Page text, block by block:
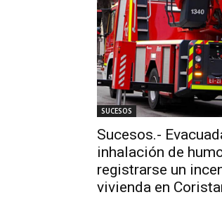
SUCESOS
Sucesos.-
inhalación de
registrarse un
vivienda en